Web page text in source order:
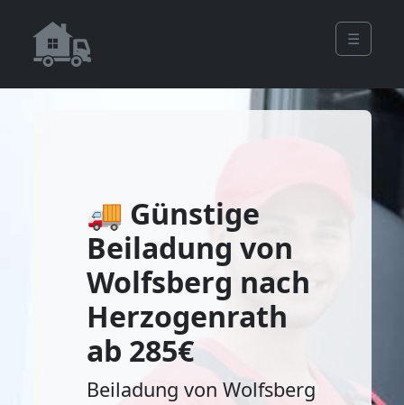
☰
🚚 Günstige
Beiladung von
Wolfsberg nach
Herzogenrath
ab 285€
Beiladung von Wolfsberg